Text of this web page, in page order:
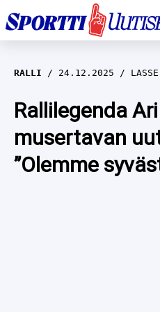
EM-YLEISURHEILU
JÄÄKIEKKO
YLEISURHEILU
WILMA HELTELÄ
TALVILAJIT
RALLI 24.12.2025
Rallilegenda
musertavan
”Olemme